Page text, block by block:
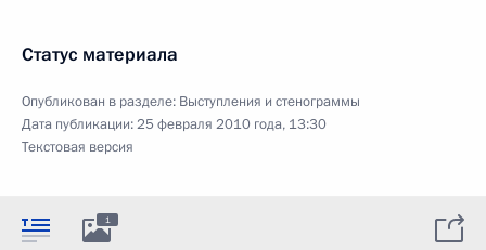
Статус материала
Опубликован в разделе: Выступления и стенограммы
Дата публикации:25 февраля 2010 года, 13:30
Текстовая версия
1